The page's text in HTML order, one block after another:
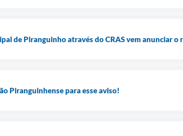
de Piranguinho através do CRAS vem anunciar
Piranguinhense para esse aviso!